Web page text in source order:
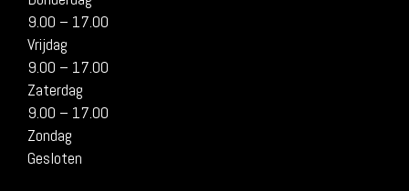
9.00 – 17.00
Vrijdag
9.00 – 17.00
Zaterdag
9.00 – 17.00
Zondag
Gesloten